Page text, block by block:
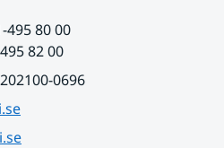
495 80 00
82 00
0696